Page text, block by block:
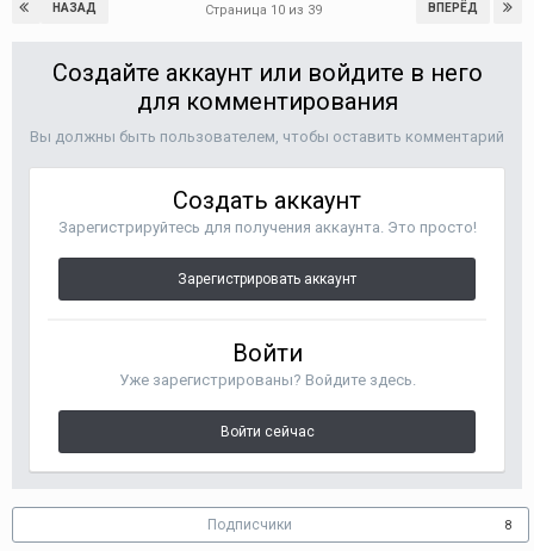
НАЗАД ВПЕРЁД
Страница 10 из 39
Создайте аккаунт или войдите в него
для комментирования
Вы должны быть пользователем, чтобы оставить комментарий
Создать аккаунт
Зарегистрируйтесь для получения аккаунта. Это просто!
Зарегистрировать аккаунт
Войти
Уже зарегистрированы? Войдите здесь.
Войти сейчас
Подписчики 8